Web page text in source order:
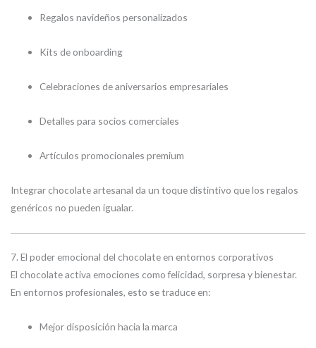
Regalos navideños personalizados
Kits de onboarding
Celebraciones de aniversarios empresariales
Detalles para socios comerciales
Artículos promocionales premium
Integrar chocolate artesanal da un toque distintivo que los regalos
genéricos no pueden igualar.
7. El poder emocional del chocolate en entornos corporativos
El chocolate activa emociones como felicidad, sorpresa y bienestar.
En entornos profesionales, esto se traduce en:
Mejor disposición hacia la marca